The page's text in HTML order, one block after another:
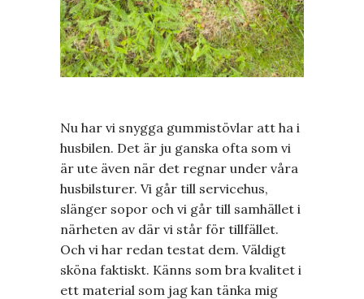
Nu har vi snygga gummistövlar att ha i
husbilen. Det är ju ganska ofta som vi
är ute även när det regnar under våra
husbilsturer. Vi går till servicehus,
slänger sopor och vi går till samhället i
närheten av där vi står för tillfället.
Och vi har redan testat dem. Väldigt
sköna faktiskt. Känns som bra kvalitet i
ett material som jag kan tänka mig